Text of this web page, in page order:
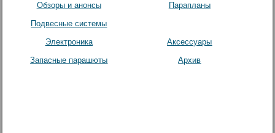
Обзоры и анонсы
Парапланы
Подвесные системы
Электроника
Аксесcуары
Запасные парашюты
Архив